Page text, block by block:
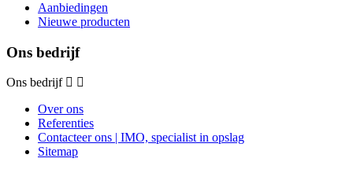
Aanbiedingen
Nieuwe producten
Ons bedrijf
Ons bedrijf
Over ons
Referenties
Contacteer ons | IMO, specialist in opslag
Sitemap